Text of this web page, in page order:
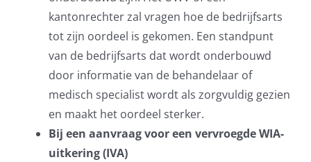
kantonrechter zal vragen hoe de bedrijfsarts
tot zijn oordeel is gekomen. Een standpunt
van de bedrijfsarts dat wordt onderbouwd
door informatie van de behandelaar of
medisch specialist wordt als zorgvuldig gezien
en maakt het oordeel sterker.
Bij een aanvraag voor een vervroegde WIA-
uitkering (IVA)